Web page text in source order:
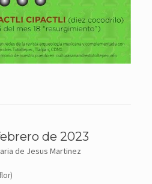
de 2023
de Jesus Martinez